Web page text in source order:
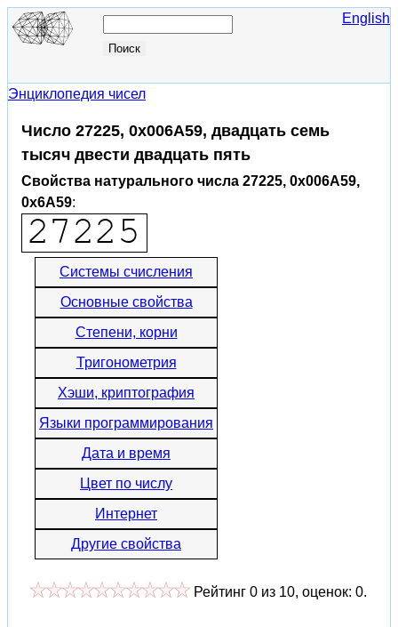
English
Энциклопедия чисел
Число 27225, 0x006A59, двадцать семь
тысяч двести двадцать пять
Свойства натурального числа 27225, 0x006A59,
0x6A59:
Системы счисления
Основные свойства
Степени, корни
Тригонометрия
Хэши, криптография
Языки программирования
Дата и время
Цвет по числу
Интернет
Другие свойства
Рейтинг 0 из 10, оценок: 0.